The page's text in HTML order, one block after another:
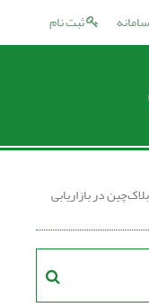
ثبت نام
در بازاریابی